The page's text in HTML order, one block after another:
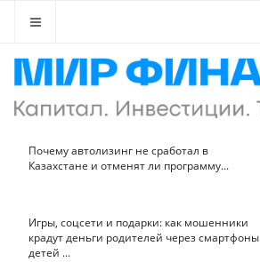
Почему автолизинг не сработал в
Казахстане и отменят ли программу...
Игры, соцсети и подарки: как мошенники
крадут деньги родителей через смартфоны
детей ...